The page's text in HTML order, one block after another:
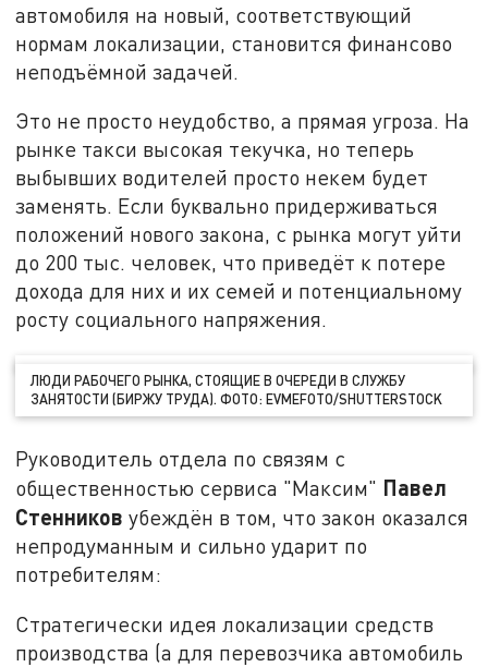
автомобиля на новый, соответствующий
нормам локализации, становится финансово
неподъёмной задачей.
Это не просто неудобство, а прямая угроза. На
рынке такси высокая текучка, но теперь
выбывших водителей просто некем будет
заменять. Если буквально придерживаться
положений нового закона, с рынка могут уйти
до 200 тыс. человек, что приведёт к потере
дохода для них и их семей и потенциальному
росту социального напряжения.
ЛЮДИ РАБОЧЕГО РЫНКА, СТОЯЩИЕ В ОЧЕРЕДИ В СЛУЖБУ
ЗАНЯТОСТИ (БИРЖУ ТРУДА). ФОТО: EVMEFOTO/SHUTTERSTOCK
Руководитель отдела по связям с
общественностью сервиса "Максим" Павел
Стенников убеждён в том, что закон оказался
непродуманным и сильно ударит по
потребителям:
Стратегически идея локализации средств
производства (а для перевозчика автомобиль